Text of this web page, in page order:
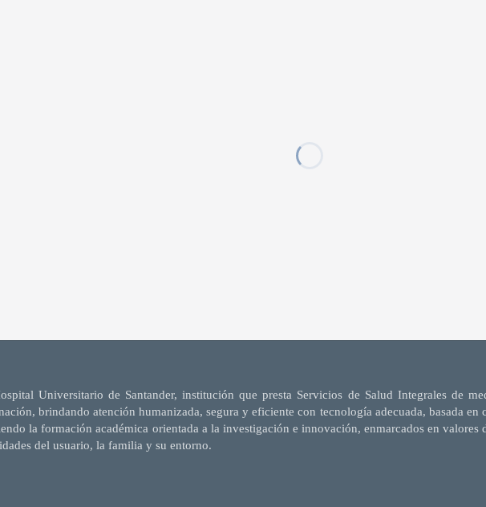
Universitario de Santander, institución que presta Servicios de Salud Integrales de
brindando atención humanizada, segura y eficiente con tecnología adecuada, basada
la formación académica orientada a la investigación e innovación, enmarcados en valores
del usuario, la familia y su entorno.